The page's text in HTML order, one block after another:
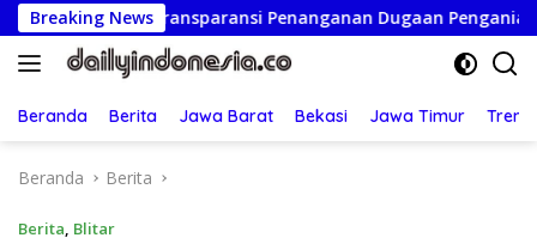
Langsung
ke
konten
Breaking News
Transparansi Penanganan Dugaan Penganiayaan
Beranda Berita Jawa Barat Bekasi Jawa Timur
Beranda Berita
Berita, Blitar